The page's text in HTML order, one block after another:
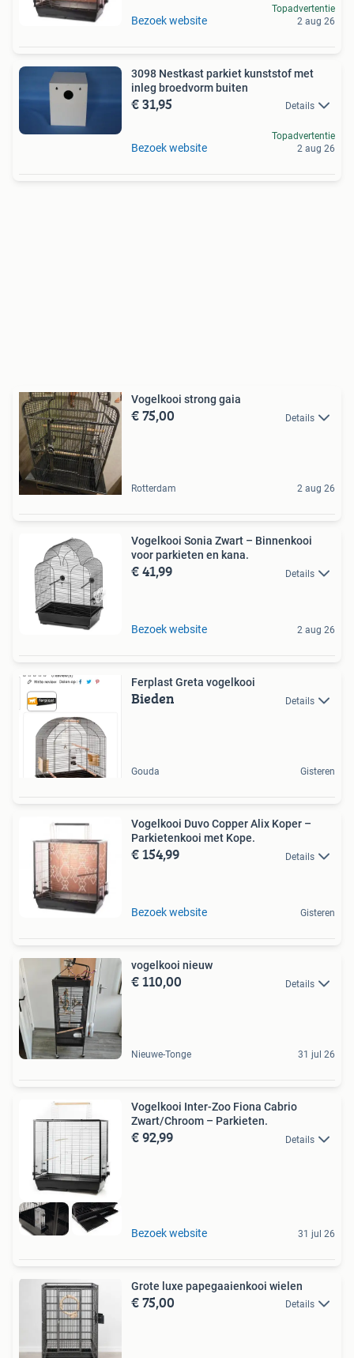
Bezoek website
Topadvertentie
2 aug 26
3098 Nestkast parkiet kunststof met
inleg broedvorm buiten
€ 31,95 Details
Bezoek website
Topadvertentie
2 aug 26
Vogelkooi strong gaia
€ 75,00 Details
Rotterdam 2 aug 26
Vogelkooi Sonia Zwart – Binnenkooi
voor parkieten en kana.
€ 41,99 Details
Bezoek website 2 aug 26
Ferplast Greta vogelkooi
Bieden Details
Gouda Gisteren
Vogelkooi Duvo Copper Alix Koper –
Parkietenkooi met Kope.
€ 154,99 Details
Bezoek website Gisteren
vogelkooi nieuw
€ 110,00 Details
Nieuwe-Tonge 31 jul 26
Vogelkooi Inter-Zoo Fiona Cabrio
Zwart/Chroom – Parkieten.
€ 92,99 Details
Bezoek website 31 jul 26
Grote luxe papegaaienkooi wielen
€ 75,00 Details